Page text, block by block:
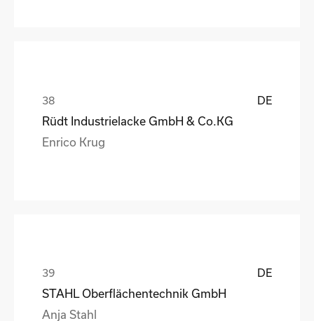
DE
Rüdt Industrielacke GmbH & Co.KG
Enrico Krug
DE
STAHL Oberflächentechnik GmbH
Anja Stahl